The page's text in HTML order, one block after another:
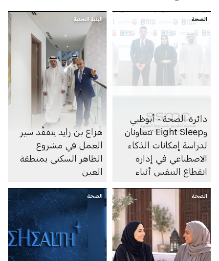
الصحة
دائرة الصحة - أبوظبي
وEight Sleep تتعاونان
لدراسة إمكانات الذكاء
الاصطناعي في إدارة
انقطاع التنفس أثناء
البنية التحتية
هزاع بن زايد يتفقَّد سير
العمل في مشروع
الظاهر السكني بمنطقة
العين
الصحة الصحة